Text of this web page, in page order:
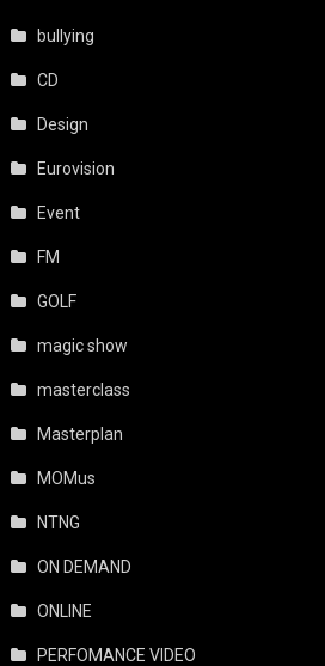
bullying
CD
Design
Eurovision
Event
FM
GOLF
magic show
masterclass
Masterplan
MOMus
NTNG
ON DEMAND
ONLINE
PERFOMANCE VIDEO